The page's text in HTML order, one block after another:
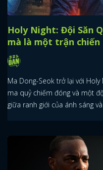
Holy Night: Đội Săn
mà là một trận chiến
Ma Dong-Seok trở lại với
ma quỷ chiếm đóng và một
giữa ranh giới của ánh sáng